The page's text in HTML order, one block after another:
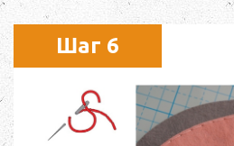
Шаг 6